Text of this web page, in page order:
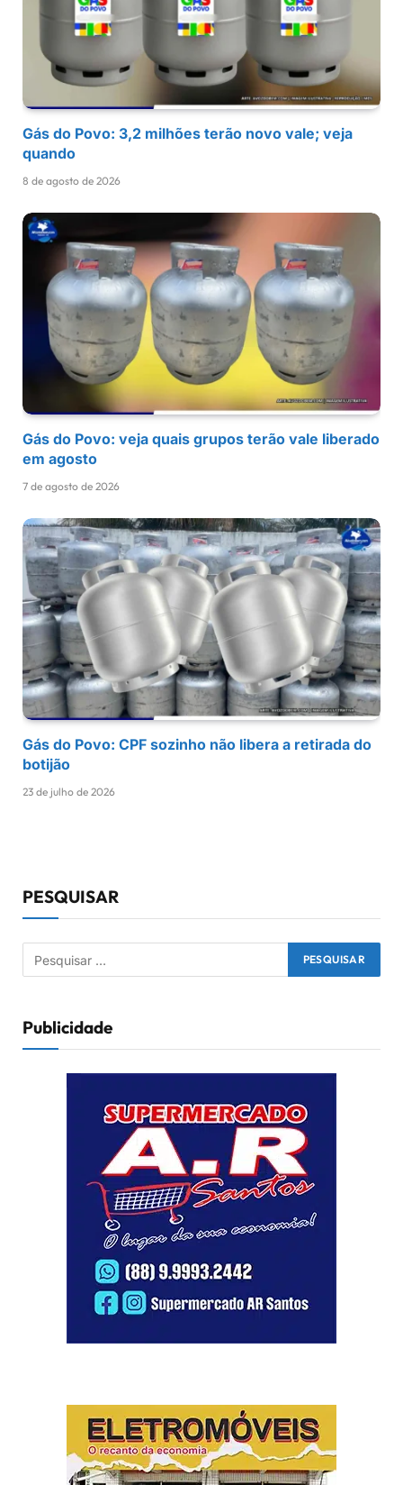
Gás do Povo: 3,2 milhões terão novo vale; veja
quando
8 de agosto de 2026
Gás do Povo: veja quais grupos terão vale liberado
em agosto
7 de agosto de 2026
Gás do Povo: CPF sozinho não libera a retirada do
botijão
23 de julho de 2026
PESQUISAR
Publicidade